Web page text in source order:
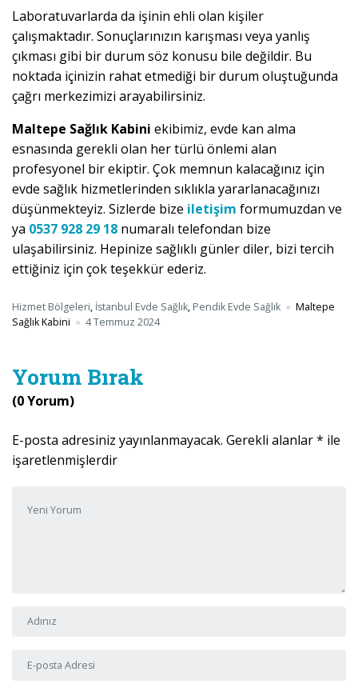
Laboratuvarlarda da işinin ehli olan kişiler
çalışmaktadır. Sonuçlarınızın karışması veya yanlış
çıkması gibi bir durum söz konusu bile değildir. Bu
noktada içinizin rahat etmediği bir durum oluştuğunda
çağrı merkezimizi arayabilirsiniz.
Maltepe Sağlık Kabini ekibimiz, evde kan alma
esnasında gerekli olan her türlü önlemi alan
profesyonel bir ekiptir. Çok memnun kalacağınız için
evde sağlık hizmetlerinden sıklıkla yararlanacağınızı
düşünmekteyiz. Sizlerde bize iletişim formumuzdan ve
ya 0537 928 29 18 numaralı telefondan bize
ulaşabilirsiniz. Hepinize sağlıklı günler diler, bizi tercih
ettiğiniz için çok teşekkür ederiz.
Hizmet Bölgeleri, İstanbul Evde Sağlık, Pendik Evde Sağlık
Maltepe
Sağlık Kabini
4 Temmuz 2024
Yorum Bırak
(0 Yorum)
E-posta adresiniz yayınlanmayacak. Gerekli alanlar* ile
işaretlenmişlerdir
Adı ve Soyadı
E-posta Adresi